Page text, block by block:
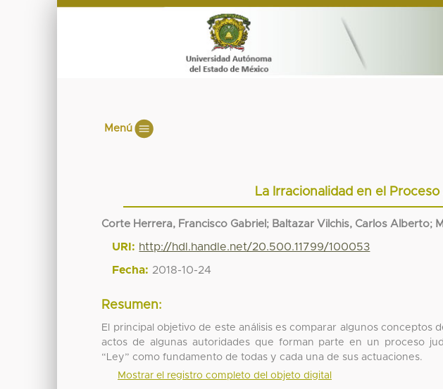
Menú
La Irracionalidad en el Proceso
Corte Herrera, Francisco Gabriel ; Baltazar Vilchis, Carlos Alberto;
URI: http://hdl.handle.net/20.500.11799/100053
Fecha: 2018-10-24
Resumen:
El principal objetivo de este análisis es comparar algunos conceptos
actos de algunas autoridades que forman parte en un proceso
“Ley” como fundamento de todas y cada una de sus actuaciones.
Mostrar el registro completo del objeto digital